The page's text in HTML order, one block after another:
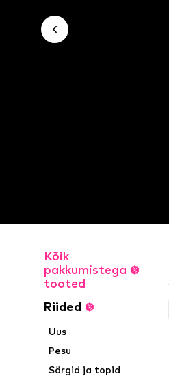
Kõik
pakkumistega
tooted
Riided
Uus
Pesu
Särgid ja topid